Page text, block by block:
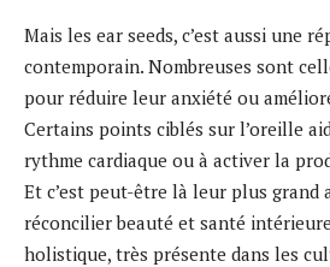
Mais les ear seeds, c’est aussi une
contemporain. Nombreuses sont
pour réduire leur anxiété ou
Certains points ciblés sur l’oreille
rythme cardiaque ou à activer la
Et c’est peut-être là leur plus grand
réconcilier beauté et santé
holistique, très présente dans les